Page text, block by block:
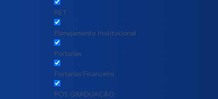
PET
Planejamento Institucional
Portarias
Portarias Financeiro
PÓS GRADUAÇÃO